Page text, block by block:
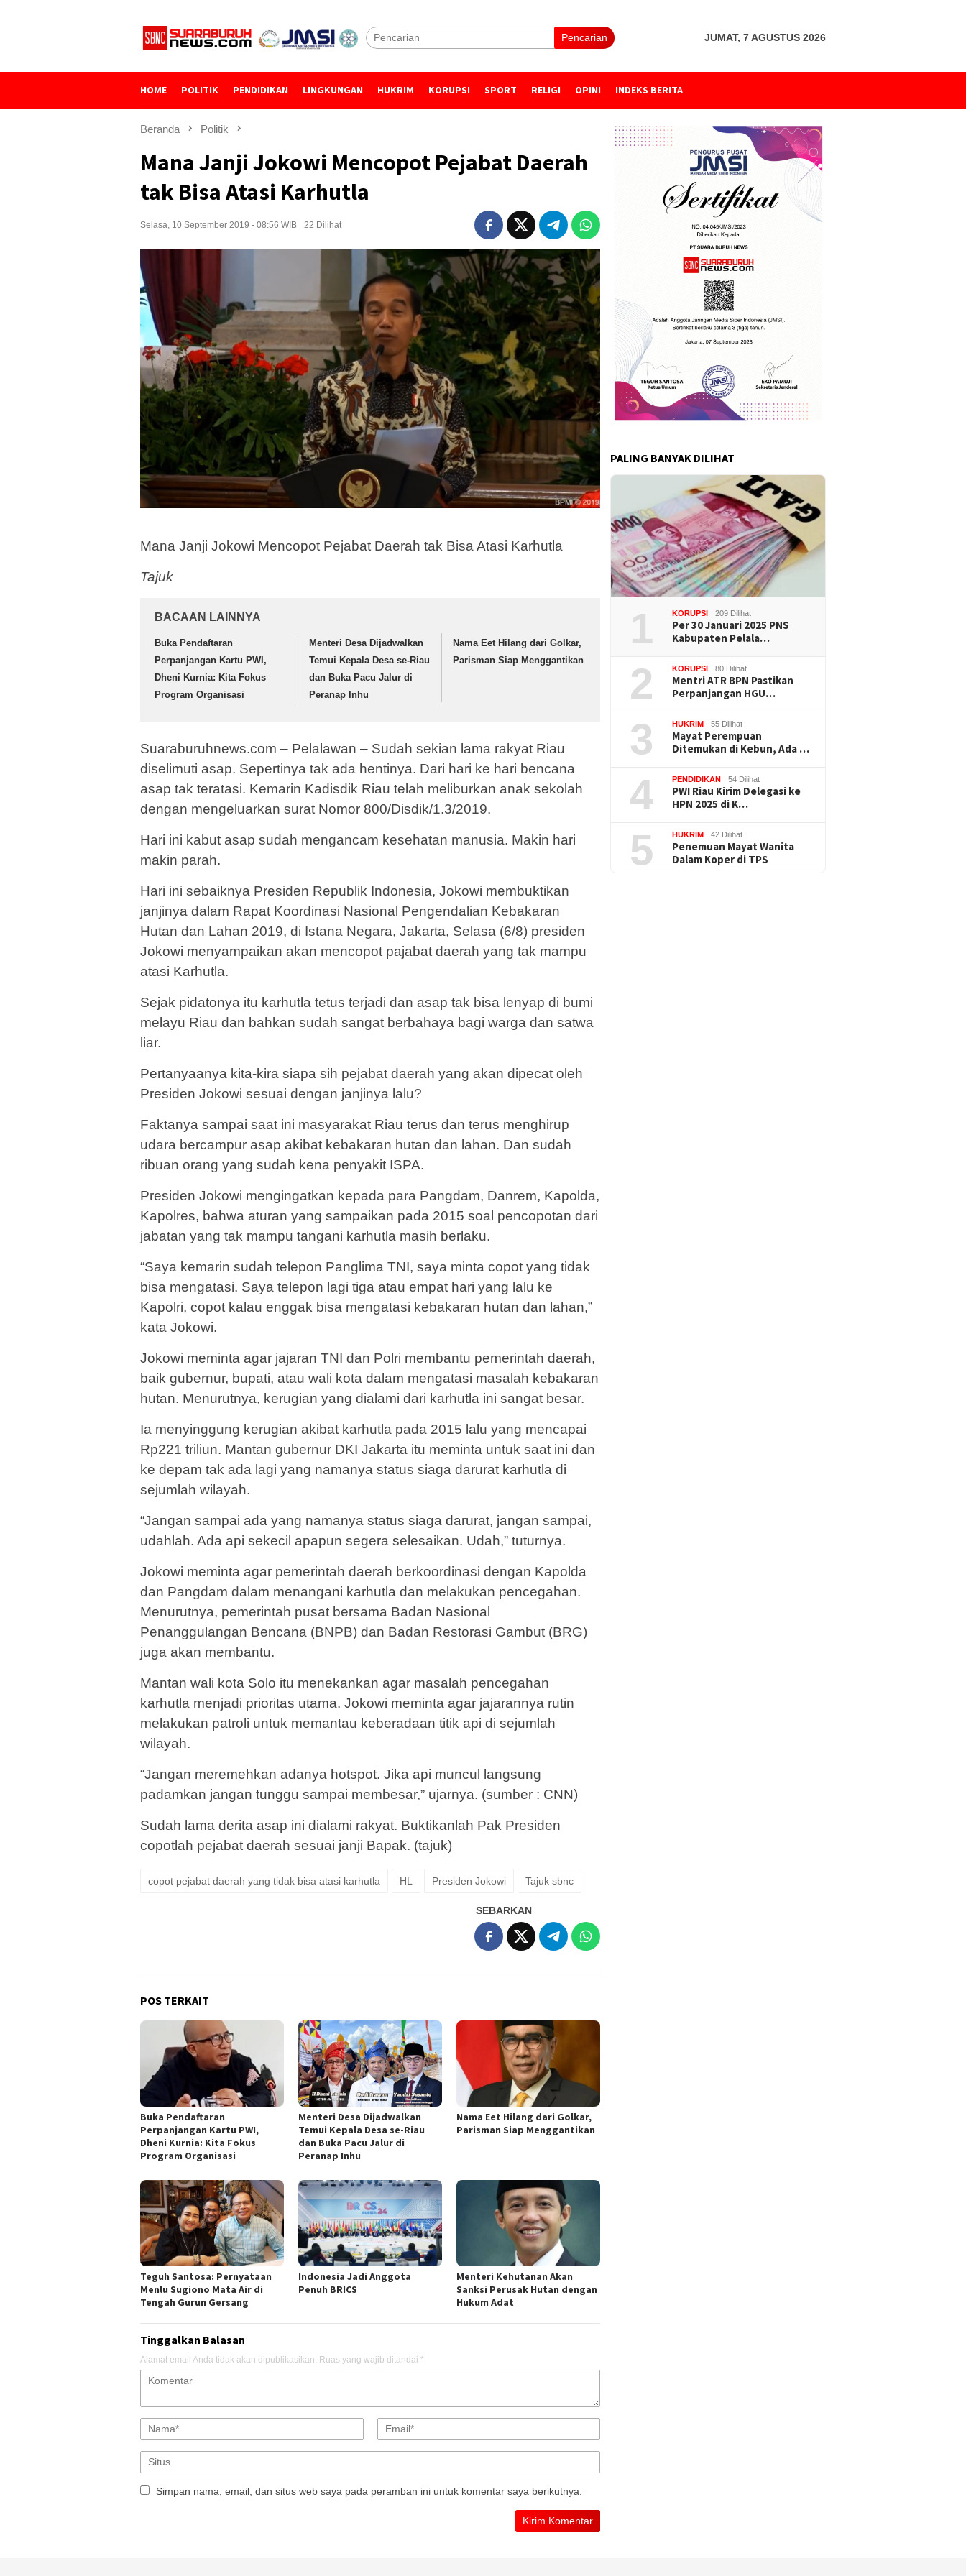
Pencarian JUMAT, 7 AGUSTUS 2026
HOME POLITIK PENDIDIKAN LINGKUNGAN HUKRIM KORUPSI SPORT RELIGI OPINI INDEKS BERITA
Beranda Politik
Mana Janji Jokowi Mencopot Pejabat Daerah
tak Bisa Atasi Karhutla
Selasa, 10 September 2019 - 08:56 WIB 22 Dilihat
Mana Janji Jokowi Mencopot Pejabat Daerah tak Bisa Atasi Karhutla
Tajuk
BACAAN LAINNYA
Buka Pendaftaran
Perpanjangan Kartu PWI,
Dheni Kurnia: Kita Fokus
Program Organisasi
Menteri Desa Dijadwalkan
Temui Kepala Desa se-Riau
dan Buka Pacu Jalur di
Peranap Inhu
Nama Eet Hilang dari Golkar,
Parisman Siap Menggantikan
Suaraburuhnews.com – Pelalawan – Sudah sekian lama rakyat Riau
diselimuti asap. Sepertinya tak ada hentinya. Dari hari ke hari bencana
asap tak teratasi. Kemarin Kadisdik Riau telah meliburkan anak sekolah
dengan mengeluarkan surat Nomor 800/Disdik/1.3/2019.
Hari ini kabut asap sudah mengancam kesehatan manusia. Makin hari
makin parah.
Hari ini sebaiknya Presiden Republik Indonesia, Jokowi membuktikan
janjinya dalam Rapat Koordinasi Nasional Pengendalian Kebakaran
Hutan dan Lahan 2019, di Istana Negara, Jakarta, Selasa (6/8) presiden
Jokowi menyampaikan akan mencopot pajabat daerah yang tak mampu
atasi Karhutla.
Sejak pidatonya itu karhutla tetus terjadi dan asap tak bisa lenyap di bumi
melayu Riau dan bahkan sudah sangat berbahaya bagi warga dan satwa
liar.
Pertanyaanya kita-kira siapa sih pejabat daerah yang akan dipecat oleh
Presiden Jokowi sesuai dengan janjinya lalu?
Faktanya sampai saat ini masyarakat Riau terus dan terus menghirup
udara bercampur asap akibat kebakaran hutan dan lahan. Dan sudah
ribuan orang yang sudah kena penyakit ISPA.
Presiden Jokowi mengingatkan kepada para Pangdam, Danrem, Kapolda,
Kapolres, bahwa aturan yang sampaikan pada 2015 soal pencopotan dari
jabatan yang tak mampu tangani karhutla masih berlaku.
“Saya kemarin sudah telepon Panglima TNI, saya minta copot yang tidak
bisa mengatasi. Saya telepon lagi tiga atau empat hari yang lalu ke
Kapolri, copot kalau enggak bisa mengatasi kebakaran hutan dan lahan,”
kata Jokowi.
Jokowi meminta agar jajaran TNI dan Polri membantu pemerintah daerah,
baik gubernur, bupati, atau wali kota dalam mengatasi masalah kebakaran
hutan. Menurutnya, kerugian yang dialami dari karhutla ini sangat besar.
Ia menyinggung kerugian akibat karhutla pada 2015 lalu yang mencapai
Rp221 triliun. Mantan gubernur DKI Jakarta itu meminta untuk saat ini dan
ke depam tak ada lagi yang namanya status siaga darurat karhutla di
sejumlah wilayah.
“Jangan sampai ada yang namanya status siaga darurat, jangan sampai,
udahlah. Ada api sekecil apapun segera selesaikan. Udah,” tuturnya.
Jokowi meminta agar pemerintah daerah berkoordinasi dengan Kapolda
dan Pangdam dalam menangani karhutla dan melakukan pencegahan.
Menurutnya, pemerintah pusat bersama Badan Nasional
Penanggulangan Bencana (BNPB) dan Badan Restorasi Gambut (BRG)
juga akan membantu.
Mantan wali kota Solo itu menekankan agar masalah pencegahan
karhutla menjadi prioritas utama. Jokowi meminta agar jajarannya rutin
melakukan patroli untuk memantau keberadaan titik api di sejumlah
wilayah.
“Jangan meremehkan adanya hotspot. Jika api muncul langsung
padamkan jangan tunggu sampai membesar,” ujarnya. (sumber : CNN)
Sudah lama derita asap ini dialami rakyat. Buktikanlah Pak Presiden
copotlah pejabat daerah sesuai janji Bapak. (tajuk)
copot pejabat daerah yang tidak bisa atasi karhutla HL Presiden Jokowi Tajuk sbnc
SEBARKAN
POS TERKAIT
Buka Pendaftaran
Perpanjangan Kartu PWI,
Dheni Kurnia: Kita Fokus
Program Organisasi
Menteri Desa Dijadwalkan
Temui Kepala Desa se-Riau
dan Buka Pacu Jalur di
Peranap Inhu
Nama Eet Hilang dari Golkar,
Parisman Siap Menggantikan
Teguh Santosa: Pernyataan
Menlu Sugiono Mata Air di
Tengah Gurun Gersang
Indonesia Jadi Anggota
Penuh BRICS
Menteri Kehutanan Akan
Sanksi Perusak Hutan dengan
Hukum Adat
Tinggalkan Balasan
Alamat email Anda tidak akan dipublikasikan. Ruas yang wajib ditandai *
Simpan nama, email, dan situs web saya pada peramban ini untuk komentar saya berikutnya.
PALING BANYAK DILIHAT
1 KORUPSI 209 Dilihat
Per 30 Januari 2025 PNS
Kabupaten Pelala…
2 KORUPSI 80 Dilihat
Mentri ATR BPN Pastikan
Perpanjangan HGU…
3 HUKRIM 55 Dilihat
Mayat Perempuan
Ditemukan di Kebun, Ada …
4 PENDIDIKAN 54 Dilihat
PWI Riau Kirim Delegasi ke
HPN 2025 di K…
5 HUKRIM 42 Dilihat
Penemuan Mayat Wanita
Dalam Koper di TPS